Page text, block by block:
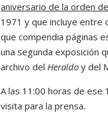
aniversario de la orden
1971 y que incluye entre
que compendia páginas
una segunda exposición
archivo del Heraldo y del
A las 11:00 horas de ese
visita para la prensa.